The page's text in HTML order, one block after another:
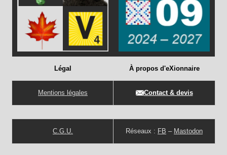
Légal
Mentions légales
C.G.U.
À propos d'eXionnaire
Contact & devis
Réseaux : FB – Mastodon